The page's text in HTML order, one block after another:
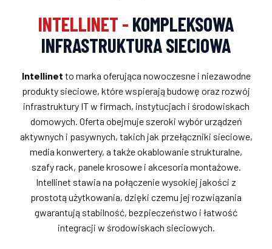
INTELLINET - KOMPLEKSOWA
INFRASTRUKTURA SIECIOWA
Intellinet to marka oferująca nowoczesne i niezawodne
produkty sieciowe, które wspierają budowę oraz rozwój
infrastruktury IT w firmach, instytucjach i środowiskach
domowych. Oferta obejmuje szeroki wybór urządzeń
aktywnych i pasywnych, takich jak przełączniki sieciowe,
media konwertery, a także okablowanie strukturalne,
szafy rack, panele krosowe i akcesoria montażowe.
Intellinet stawia na połączenie wysokiej jakości z
prostotą użytkowania, dzięki czemu jej rozwiązania
gwarantują stabilność, bezpieczeństwo i łatwość
integracji w środowiskach sieciowych.